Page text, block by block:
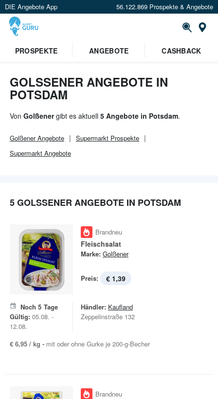
DIE Angebote App 56.122.869 Prospekte & Angebote
PROSPEKTE ANGEBOTE CASHBACK
GOLSSENER ANGEBOTE IN P
OTSDAM
Von Golßenergibt es aktuell 5 Angebote in Potsdam.
GolßenerAngebote Supermarkt Prospekte
Supermarkt Angebote
5 GOLSSENER ANGEBOTE IN POTSDAM
Brandneu
Fleischsalat
Marke: Golßener
Preis: € 1,39
Noch 5 Tage
Gültig: 05.08. -
12.08.
Händler: Kaufland
Zeppelinstraße 132
€ 6,95 / kg - mit oder ohne Gurke je 200-g-Becher
Brandneu